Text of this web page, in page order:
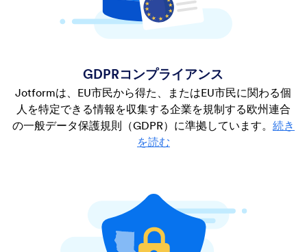
GDPRコンプライアンス
Jotformは、EU市民から得た、またはEU市民に関わる個
人を特定できる情報を収集する企業を規制する欧州連合
の一般データ保護規則（GDPR）に準拠しています。 続き
を読む